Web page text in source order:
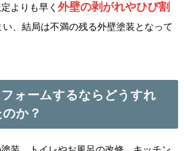
よりも早く 外壁の剥がれやひび割
い、結局は不満の残る外壁塗装となって
ォームするならどうすれ
か？
装、トイレやお風呂の改修、キッチン